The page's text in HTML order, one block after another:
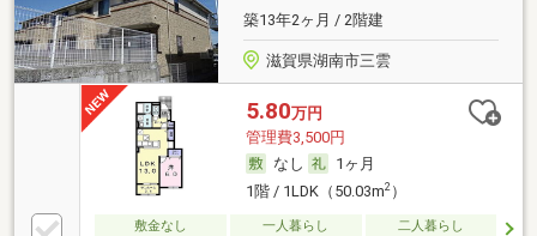
築13年2ヶ月 / 2階建
滋賀県湖南市三雲
5.80万円
管理費3,500円
なし
1ヶ月
1階 / 1LDK（50.03m2）
敷金なし 一人暮らし 二人暮らし